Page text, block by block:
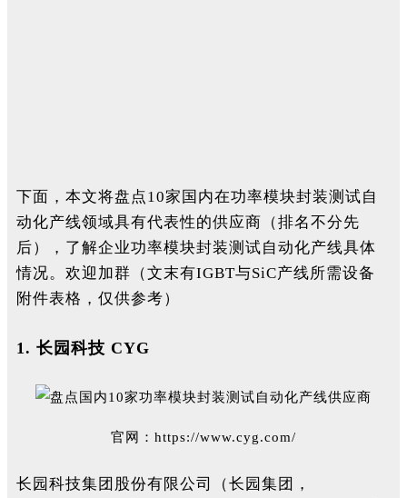
下面，本文将盘点10家国内在功率模块封装测试自
动化产线领域具有代表性的供应商（排名不分先
后），了解企业功率模块封装测试自动化产线具体
情况。欢迎加群（文末有IGBT与SiC产线所需设备
附件表格，仅供参考）
1. 长园科技 CYG
官网： https://www.cyg.com/
长园科技集团股份有限公司（长园集团，